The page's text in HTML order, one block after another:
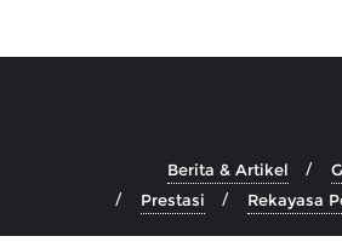
Berita & Artikel
Prestasi
Rekayasa